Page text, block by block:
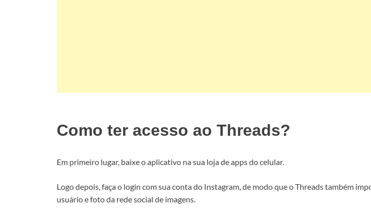
Como ter acesso ao Threads?
Em primeiro lugar, baixe o aplicativo na sua loja de apps do celular.
Logo depois, faça o login com sua conta do Instagram, de modo que o Threads também
usuário e foto da rede social de imagens.